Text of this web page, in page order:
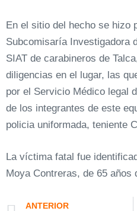
En el sitio del hecho se hizo
Subcomisaría Investigadora
SIAT de carabineros de
diligencias en el lugar, las
por el Servicio Médico legal
de los integrantes de este
policia uniformada, teniente
La víctima fatal fue
Moya Contreras, de 65 años
ANTERIOR